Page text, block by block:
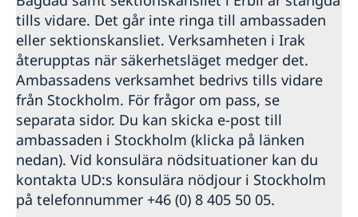
tills vidare. Det går inte ringa till ambassaden
eller sektionskansliet. Verksamheten i Irak
återupptas när säkerhetsläget medger det.
Ambassadens verksamhet bedrivs tills vidare
från Stockholm. För frågor om pass, se
separata sidor. Du kan skicka e-post till
ambassaden i Stockholm (klicka på länken
nedan). Vid konsulära nödsituationer kan du
kontakta UD:s konsulära nödjour i Stockholm
på telefonnummer +46 (0) 8 405 50 05.